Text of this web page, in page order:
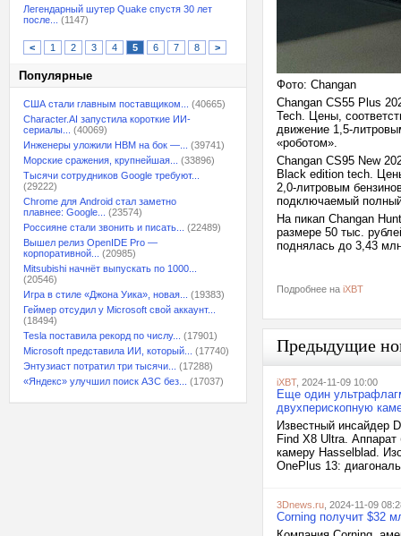
Легендарный шутер Quake спустя 30 лет
после...
(1147)
< 1 2 3 4 5 6 7 8 >
Популярные
США стали главным поставщиком...
(40665)
Character.AI запустила короткие ИИ-
сериалы...
(40069)
Инженеры уложили HBM на бок —...
(39741)
Морские сражения, крупнейшая...
(33896)
Тысячи сотрудников Google требуют...
(29222)
Chrome для Android стал заметно
плавнее: Google...
(23574)
Россияне стали звонить и писать...
(22489)
Вышел релиз OpenIDE Pro —
корпоративной...
(20985)
Mitsubishi начнёт выпускать по 1000...
(20546)
Игра в стиле «Джона Уика», новая...
(19383)
Геймер отсудил у Microsoft свой аккаунт...
(18494)
Tesla поставила рекорд по числу...
(17901)
Microsoft представила ИИ, который...
(17740)
Энтузиаст потратил три тысячи...
(17288)
«Яндекс» улучшил поиск АЗС без...
(17037)
Фото: Changan
Changan CS55 Plus
Tech. Цены,
движение 1,5-
«роботом».
Changan CS95 New
Black edition tech.
2,0-литровым
подключаемый
На пикап Changan
размере 50 тыс.
поднялась до 3,43
Подробнее на iXBT
Предыдущие
iXBT, 2024-11-09 10:00
Еще один
двухперископную
Известный инсайдер
Find X8 Ultra.
камеру Hasselblad.
OnePlus 13:
3Dnews.ru , 2024-11-09
Corning получит $32